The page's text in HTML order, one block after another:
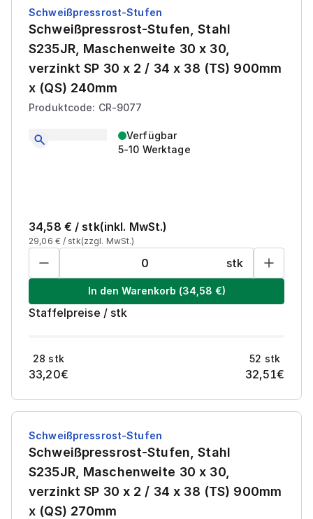
Schweißpressrost-Stufen
Schweißpressrost-Stufen, Stahl
S235JR, Maschenweite 30 x 30,
verzinkt SP 30 x 2 / 34 x 38 (TS) 900mm
x (QS) 240mm
Produktcode: CR-9077
Verfügbar
5-10 Werktage
34,58 € / stk(inkl. MwSt.)
29,06 € /stk(zzgl. MwSt.)
stk
In den Warenkorb (34,58 €)
Staffelpreise / stk
28 stk
33,20€
52 stk
32,51€
Schweißpressrost-Stufen
Schweißpressrost-Stufen, Stahl
S235JR, Maschenweite 30 x 30,
verzinkt SP 30 x 2 / 34 x 38 (TS) 900mm
x (QS) 270mm